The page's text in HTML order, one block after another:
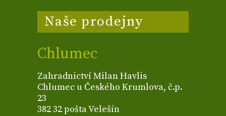
Naše prodejny
Chlumec
Zahradnictví Milan Havlis
Chlumec u Českého Krumlova, č.p.
23
382 32 pošta Velešín